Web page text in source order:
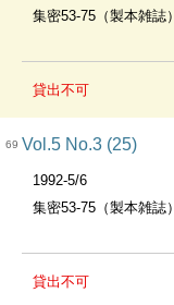
集密53-75（製本雑誌）
貸出不可
69 Vol.5 No.3 (25)
1992-5/6
集密53-75（製本雑誌）
貸出不可